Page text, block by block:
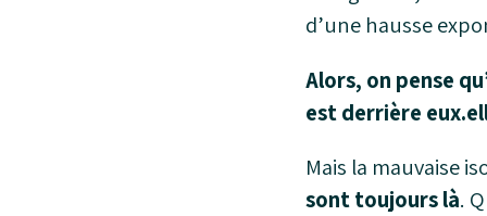
d’une hausse
Alors, on pense
est derrière
Mais la mauvaise
sont toujours là.